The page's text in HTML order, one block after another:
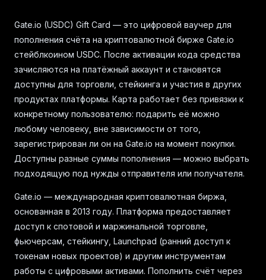
Gate.io (USDC) Gift Card — это цифровой ваучер для
пополнения счёта на криптовалютной бирже Gate.io
стейблкоином USDC. После активации кода средства
зачисляются на платёжный аккаунт и становятся
доступны для торговли, стейкинга и участия в других
продуктах платформы. Карта работает без привязки к
конкретному пользователю: подарить её можно
любому человеку, вне зависимости от того,
зарегистрирован ли он на Gate.io на момент покупки.
Доступны разные суммы пополнения — можно выбрать
подходящую под нужды отправителя или получателя.
Gate.io — международная криптовалютная биржа,
основанная в 2013 году. Платформа предоставляет
доступ к спотовой и маржинальной торговле,
фьючерсам, стейкингу, Launchpad (ранний доступ к
токенам новых проектов) и другим инструментам
работы с цифровыми активами. Пополнить счёт через